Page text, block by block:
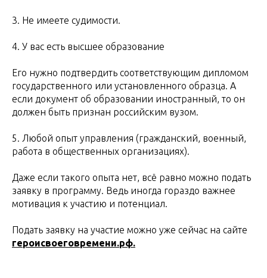
3. Не имеете судимости.
4. У вас есть высшее образование
Его нужно подтвердить соответствующим дипломом
государственного или установленного образца. А
если документ об образовании иностранный, то он
должен быть признан российским вузом.
5. Любой опыт управления (гражданский, военный,
работа в общественных организациях).
Даже если такого опыта нет, всё равно можно подать
заявку в программу. Ведь иногда гораздо важнее
мотивация к участию и потенциал.
Подать заявку на участие можно уже сейчас на сайте
героисвоеговремени.рф.